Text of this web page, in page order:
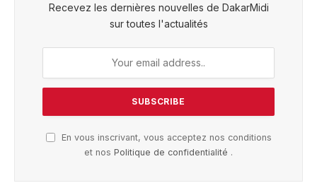
Recevez les dernières nouvelles de DakarMidi
sur toutes l'actualités
En vous inscrivant, vous acceptez nos conditions
et nos Politique de confidentialité .